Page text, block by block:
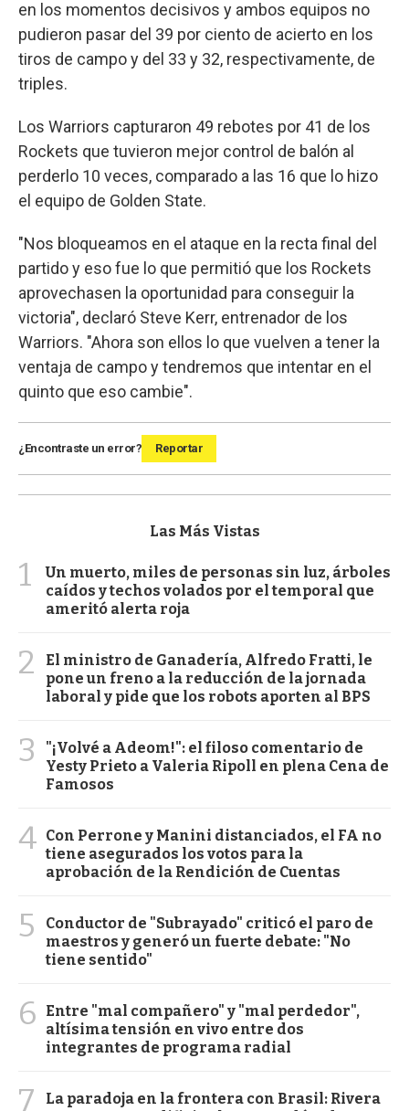
en los momentos decisivos y ambos equipos no
pudieron pasar del 39 por ciento de acierto en los
tiros de campo y del 33 y 32, respectivamente, de
triples.
Los Warriors capturaron 49 rebotes por 41 de los
Rockets que tuvieron mejor control de balón al
perderlo 10 veces, comparado a las 16 que lo hizo
el equipo de Golden State.
"Nos bloqueamos en el ataque en la recta final del
partido y eso fue lo que permitió que los Rockets
aprovechasen la oportunidad para conseguir la
victoria", declaró Steve Kerr, entrenador de los
Warriors. "Ahora son ellos lo que vuelven a tener la
ventaja de campo y tendremos que intentar en el
quinto que eso cambie".
¿Encontraste un error? Reportar
Las Más Vistas
1
Un muerto, miles de personas sin luz, árboles
caídos y techos volados por el temporal que
ameritó alerta roja
2
El ministro de Ganadería, Alfredo Fratti, le
pone un freno a la reducción de la jornada
laboral y pide que los robots aporten al BPS
3
"¡Volvé a Adeom!": el filoso comentario de
Yesty Prieto a Valeria Ripoll en plena Cena de
Famosos
4 Con Perrone y Manini distanciados, el FA no
tiene asegurados los votos para la
aprobación de la Rendición de Cuentas
5
Conductor de "Subrayado" criticó el paro de
maestros y generó un fuerte debate: "No
tiene sentido"
6
Entre "mal compañero" y "mal perdedor",
altísima tensión en vivo entre dos
integrantes de programa radial
7
La paradoja en la frontera con Brasil: Rivera